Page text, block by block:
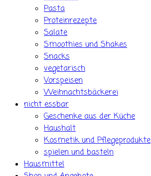
Pasta
Proteinrezepte
Salate
Smoothies und Shakes
Snacks
vegetarisch
Vorspeisen
Weihnachtsbäckerei
nicht essbar
Geschenke aus der Küche
Haushalt
Kosmetik und Pflegeprodukte
spielen und basteln
Hausmittel